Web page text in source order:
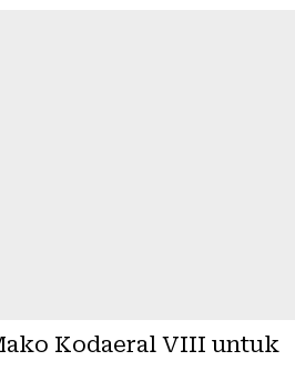
Kodaeral VIII untuk